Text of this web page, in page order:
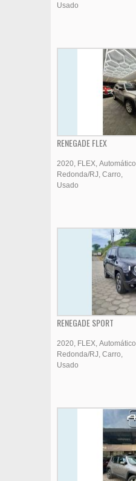
Usado
RENEGADE FLEX
2020 FLEX Automático
Redonda/RJ Carro
Usado
RENEGADE SPORT
2020 FLEX Automático
Redonda/RJ Carro
Usado